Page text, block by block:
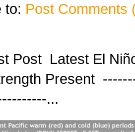
to: Post Comments
Post Latest El
Present
...